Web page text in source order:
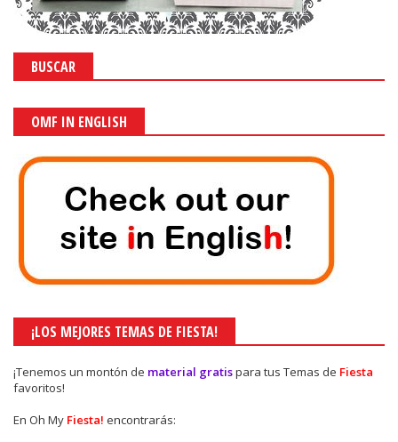
BUSCAR
OMF IN ENGLISH
¡LOS MEJORES TEMAS DE FIESTA!
¡Tenemos un montón de material gratispara tus Temas de Fiesta
favoritos!
En Oh My Fiesta! encontrarás: